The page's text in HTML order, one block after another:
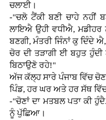
ਚਲਾਈ।
-"ਚਲੋ ਟੈਂਕੀ ਬਣੀ ਚਾਹੇ ਨਹੀਂ
ਲਾਇਐ ਉਹੀ ਵਧੀਐ, ਮਡੀਹਰ
ਬਣਗੀ, ਮੰਤਰੀ ਜਿੰਨਾਂ ਕੁ ਦਿੰਦੇ
ਚੋਰ ਦੀ ਤੜਾਗੀ ਈ ਬਹੁਤ
ਬਿਠਾਉਣੋ ਰਹੇ!"
ਅੱਜ ਕੱਲ੍ਹ ਸਾਰੇ ਪੰਜਾਬ ਵਿੱਚ
ਪਿੰਡ, ਹਰ ਘਰ ਅਤੇ ਹਰ ਸੱਥ
-"ਚੋਣਾਂ ਦਾ ਮਤਬਲ ਪਤਾ ਕੀ
ਨੂੰ ਪੁੱਛਿਆ।